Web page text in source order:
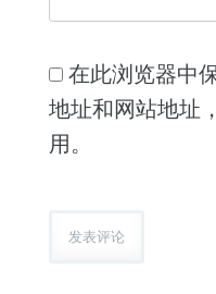
在此浏览器中
地址和网站地址
用。